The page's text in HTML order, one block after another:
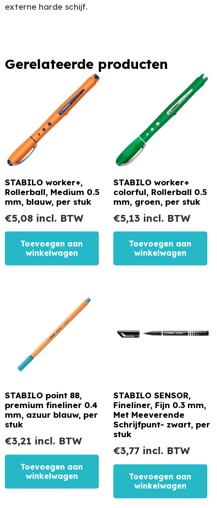
externe harde schijf.
Gerelateerde producten
STABILO worker+,
Rollerball, Medium 0.5
mm, blauw, per stuk
€5,08 incl. BTW
Toevoegen aan
winkelwagen
STABILO worker+
colorful, Rollerball 0.5
mm, groen, per stuk
€5,13 incl. BTW
Toevoegen aan
winkelwagen
STABILO point 88,
premium fineliner 0.4
mm, azuur blauw, per
stuk
€3,21 incl. BTW
Toevoegen aan
winkelwagen
STABILO SENSOR,
Fineliner, Fijn 0.3 mm,
Met Meeverende
Schrijfpunt- zwart, per
stuk
€3,77 incl. BTW
Toevoegen aan
winkelwagen